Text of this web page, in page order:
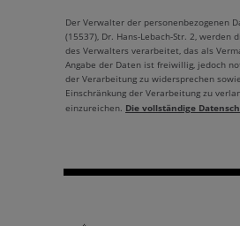
Der Verwalter der personenbezogenen
(15537), Dr. Hans-Lebach-Str. 2,
des Verwalters verarbeitet, das als
Angabe der Daten ist freiwillig, jedoch
der Verarbeitung zu widersprechen
Einschränkung der Verarbeitung zu
einzureichen. Die vollständige